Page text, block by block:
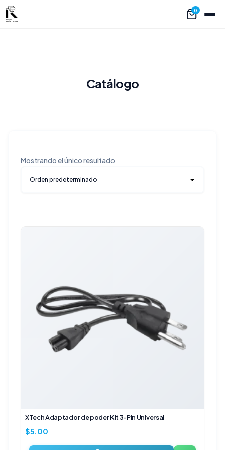
0
Catálogo
Mostrando el único resultado
XTech Adaptador de poder Kit 3-Pin Universal
$5.00